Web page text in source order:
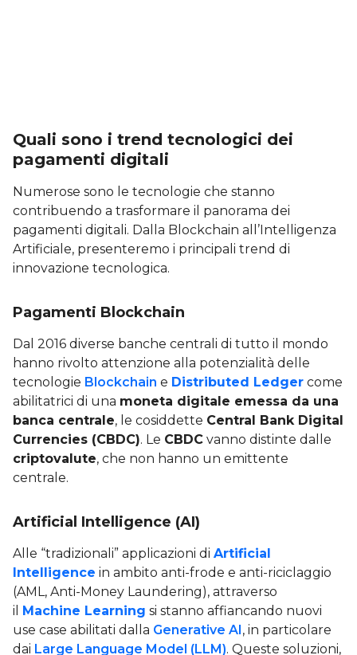
Quali sono i trend tecnologici dei
pagamenti digitali
Numerose sono le tecnologie che stanno
contribuendo a trasformare il panorama dei
pagamenti digitali. Dalla Blockchain all’Intelligenza
Artificiale, presenteremo i principali trend di
innovazione tecnologica.
Pagamenti Blockchain
Dal 2016 diverse banche centrali di tutto il mondo
hanno rivolto attenzione alla potenzialità delle
tecnologie Blockchain e Distributed Ledger come
abilitatrici di una moneta digitale emessa da una
banca centrale, le cosiddette Central Bank Digital
Currencies (CBDC). Le CBDC vanno distinte dalle
criptovalute, che non hanno un emittente
centrale.
Artificial Intelligence (AI)
Alle “tradizionali” applicazioni di Artificial
Intelligence in ambito anti-frode e anti-riciclaggio
(AML, Anti-Money Laundering), attraverso
il Machine Learning si stanno affiancando nuovi
use case abilitati dalla Generative AI, in particolare
dai Large Language Model (LLM). Queste soluzioni,